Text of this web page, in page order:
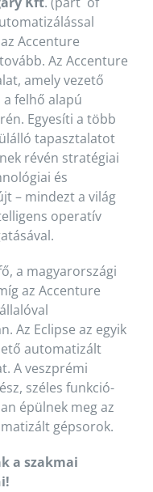
Accenture
Az Accenture
amely vezető
felhő alapú
Egyesíti a több
tapasztalatot
révén stratégiai
és
– mindezt a világ
operatív
a magyarországi
az Accenture
Az Eclipse az egyik
automatizált
A veszprémi
széles funkció-
épülnek meg az
gépsorok.
a szakmai